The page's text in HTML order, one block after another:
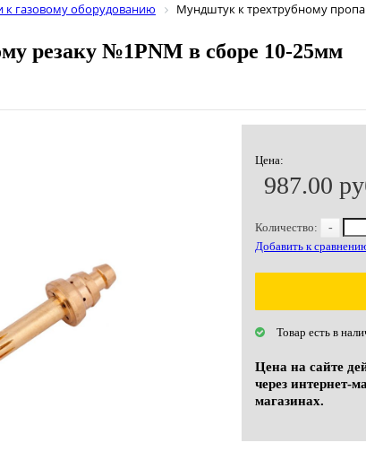
к газовому оборудованию Мундштук к трехтрубному
резаку №1PNM в сборе 10-25мм
Цена:
987.00
Количество: -
Добавить к
Товар есть в
Цена на сайте
через интернет-
магазинах.